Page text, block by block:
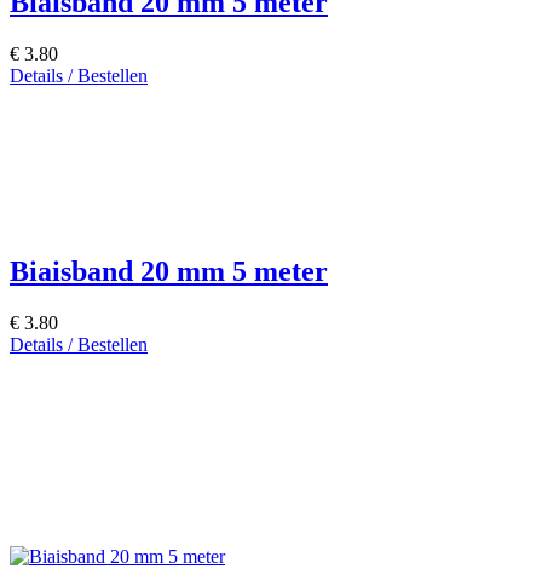
€ 3.80
Details / Bestellen
Biaisband 20 mm 5 meter
€ 3.80
Details / Bestellen